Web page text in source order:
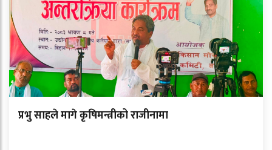
प्रभु साहले मागे कृषिमन्त्रीको राजीनामा